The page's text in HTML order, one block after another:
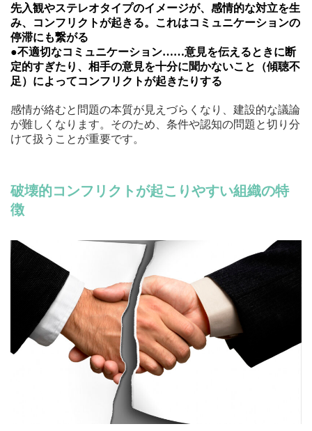
先入観やステレオタイプのイメージが、感情的な対立を生
み、コンフリクトが起きる。これはコミュニケーションの
停滞にも繋がる
●不適切なコミュニケーション……意見を伝えるときに断
定的すぎたり、相手の意見を十分に聞かないこと（傾聴不
足）によってコンフリクトが起きたりする
感情が絡むと問題の本質が見えづらくなり、建設的な議論
が難しくなります。そのため、条件や認知の問題と切り分
けて扱うことが重要です。
破壊的コンフリクトが起こりやすい組織の特
徴